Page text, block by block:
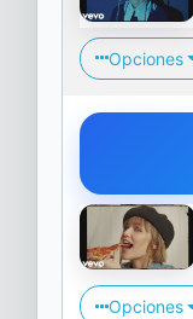
Opciones
Opciones